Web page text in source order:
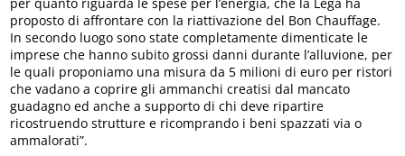
proposto di affrontare con la riattivazione del Bon Chauffage.
In secondo luogo sono state completamente dimenticate le
imprese che hanno subito grossi danni durante l’alluvione, per
le quali proponiamo una misura da 5 milioni di euro per ristori
che vadano a coprire gli ammanchi creatisi dal mancato
guadagno ed anche a supporto di chi deve ripartire
ricostruendo strutture e ricomprando i beni spazzati via o
ammalorati”.